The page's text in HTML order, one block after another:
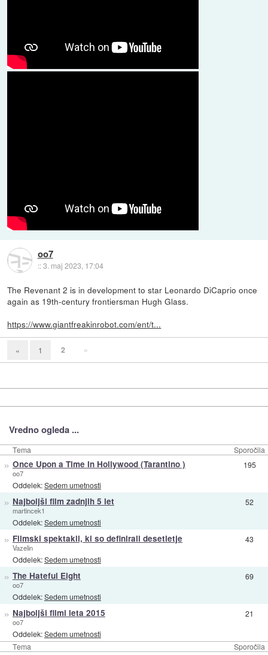
oo7
::3. maj 2023, 17:04
The Revenant 2 is in development to star Leonardo DiCaprio once
again as 19th-century frontiersman Hugh Glass.
https://www.giantfreakinrobot.com/ent/t...
« 1 2 »
Vredno ogleda ...
Tema Sporočila
Tema Sporočila
» Once Upon a Time In Hollywood (Tarantino )
oo7
Oddelek:Sedem umetnosti
195
» Najboljši film zadnjih 5 let
martincek1
Oddelek:Sedem umetnosti
52
» Filmski spektakli, ki so definirali desetletje
Vazelin
Oddelek:Sedem umetnosti
43
» The Hateful Eight
oo7
Oddelek:Sedem umetnosti
69
» Najboljši filmi leta 2015
oo7
Oddelek:Sedem umetnosti
21